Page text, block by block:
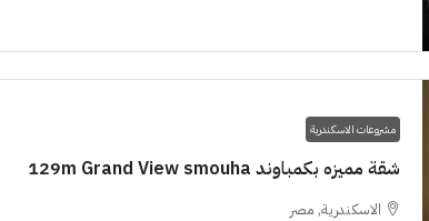
مشروعات الاسكندرية
شقة مميزه بكمباوند 129m Grand View smouha
الاسكندرية, مصر